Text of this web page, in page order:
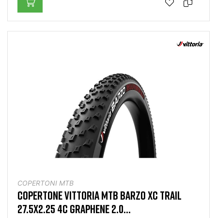
COPERTONI MTB
COPERTONE VITTORIA MTB BARZO XC TRAIL
27.5X2.25 4C GRAPHENE 2.0...